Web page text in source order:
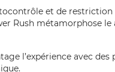
et de
Rush métamorphose
l’expérience avec